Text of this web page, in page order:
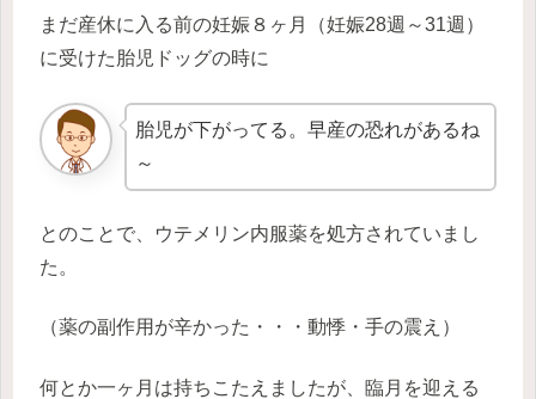
まだ産休に入る前の妊娠８ヶ月（妊娠28週～31週）
に受けた胎児ドッグの時に
胎児が下がってる。早産の恐れがあるね
～
とのことで、ウテメリン内服薬を処方されていまし
た。
（薬の副作用が辛かった・・・動悸・手の震え）
何とか一ヶ月は持ちこたえましたが、臨月を迎える